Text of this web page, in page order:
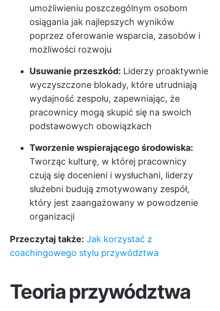
umożliwieniu poszczególnym osobom
osiągania jak najlepszych wyników
poprzez oferowanie wsparcia, zasobów i
możliwości rozwoju
Usuwanie przeszkód: Liderzy proaktywnie
wyczyszczone blokady, które utrudniają
wydajność zespołu, zapewniając, że
pracownicy mogą skupić się na swoich
podstawowych obowiązkach
Tworzenie wspierającego środowiska:
Tworząc kulturę, w której pracownicy
czują się docenieni i wysłuchani, liderzy
służebni budują zmotywowany zespół,
który jest zaangażowany w powodzenie
organizacji
Przeczytaj także: Jak korzystać z
coachingowego stylu przywództwa
Teoria przywództwa